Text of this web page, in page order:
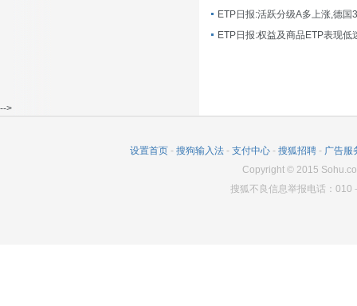
ETP日报:活跃分级A多上涨,德国
-->
设置首页 - 搜狗输入法 - 支付中心 - 搜狐招聘 - 广告服
Copyright© 2015
搜狐不良信息举报电话：010